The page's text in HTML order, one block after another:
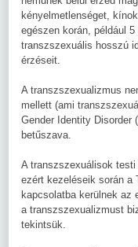
kényelmetlenséget,
egészen korán, például
transzszexuális hosszú
érzéseit.
A transzszexualizmus
mellett (ami
Gender Identity Disorder
betűszava.
A transzszexuálisok
ezért kezeléseik során a
kapcsolatba kerülnek az
a transzszexualizmust
tekintsük.